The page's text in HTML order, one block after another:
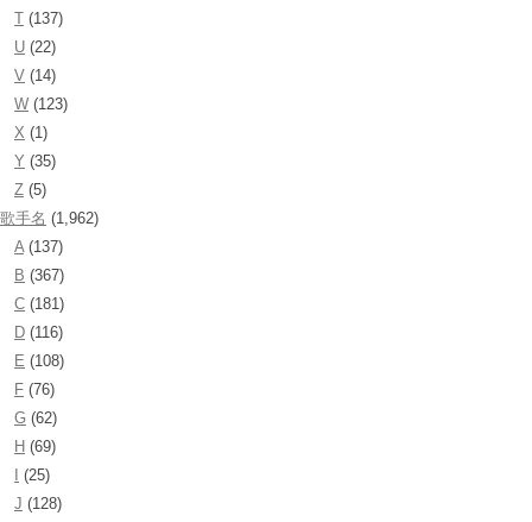
T (137)
U (22)
V (14)
W (123)
X (1)
Y (35)
Z (5)
歌手名 (1,962)
A(137)
B (367)
C (181)
D (116)
E (108)
F (76)
G (62)
H (69)
(25)
J (128)